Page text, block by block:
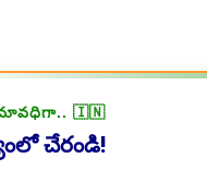
🇮🇳
చేరండి!